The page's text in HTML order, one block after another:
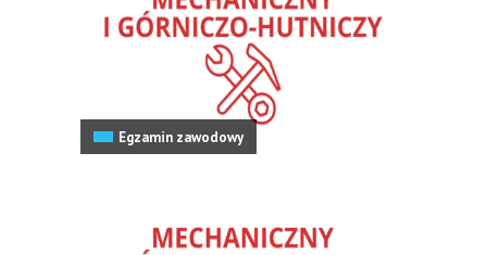
Egzamin zawodowy